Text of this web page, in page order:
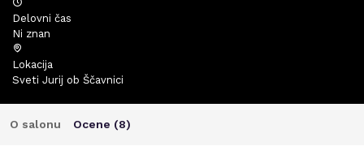
Delovni čas
Ni znan
Lokacija
Sveti Jurij ob Ščavnici
O salonu Ocene (8)